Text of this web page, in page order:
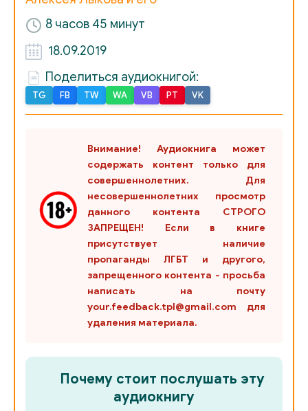
024_Posledniy_boy
025_Vozvraschenie
8 часов 45 минут
18.09.2019
Поделиться аудиокнигой:
TG FB TW WA VB PT VK
Внимание! Аудиокнига может
содержать контент только для
совершеннолетних. Для
несовершеннолетних просмотр
данного контента СТРОГО
ЗАПРЕЩЕН! Если в книге
присутствует наличие
пропаганды ЛГБТ и другого,
запрещенного контента - просьба
написать на почту
your.feedback.tpl@gmail.com для
удаления материала.
Почему стоит послушать эту
аудиокнигу